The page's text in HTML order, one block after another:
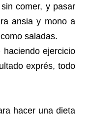
comer, y pasar
ansia y mono a
saladas.
ejercicio
exprés, todo
hacer una dieta